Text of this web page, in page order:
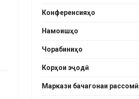
Конференсияҳо
Намоишҳо
Чорабиниҳо
Корҳои эҷодӣ
Маркази бачагонаи рассомӣ